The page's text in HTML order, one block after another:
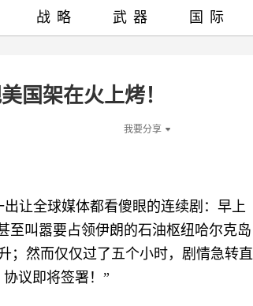
国架在火上烤！
我要分享
让全球媒体都看傻眼的连续剧：早上
至叫嚣要占领伊朗的石油枢纽哈尔克岛
然而仅仅过了五个小时，剧情急转直
议即将签署！”
战略 武器 国际